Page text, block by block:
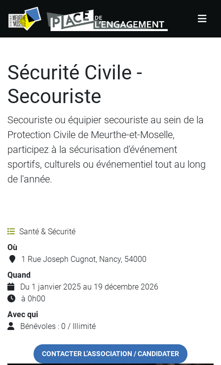
Sécurité Civile -
Secouriste
Secouriste ou équipier secouriste au sein de la
Protection Civile de Meurthe-et-Moselle,
participez à la sécurisation d'événement
sportifs, culturels ou événementiel tout au long
de l'année.
Santé & Sécurité
Où
1 Rue Joseph Cugnot, Nancy, 54000
Quand
Du 1 janvier 2025 au 19 décembre 2026
à 0h00
Avec qui
Bénévoles : 0 / Illimité
CONTACTER L’ASSOCIATION / CANDIDATER
Panneau de gestion des cookies